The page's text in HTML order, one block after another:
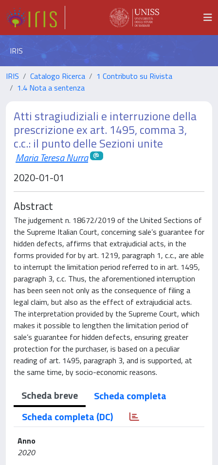
IRIS
IRIS Catalogo Ricerca
1 Contributo su Rivista
1.4 Nota a sentenza
Atti stragiudiziali e interruzione della
prescrizione ex art. 1495, comma 3,
c.c.: il punto delle Sezioni unite
Maria Teresa Nurra
2020-01-01
Abstract
The judgement n. 18672/2019 of the United Sections of
the Supreme Italian Court, concerning sale’s guarantee for
hidden defects, affirms that extrajudicial acts, in the
forms provided for by art. 1219, paragraph 1, c.c., are able
to interrupt the limitation period referred to in art. 1495,
paragraph 3, c.c. Thus, the aforementioned interruption
has been seen not only as the consequence of filing a
legal claim, but also as the effect of extrajudicial acts.
The interpretation provided by the Supreme Court, which
makes it possible to lengthen the limitation period of
sale’s guarantee for hidden defects, ensuring greater
protection for the purchaser, is based on a peculiar
reading of art. 1495, paragraph 3, and is supported, at
the same time, by socio-economic reasons.
Scheda breve
Scheda completa
Scheda completa (DC)
Anno
2020